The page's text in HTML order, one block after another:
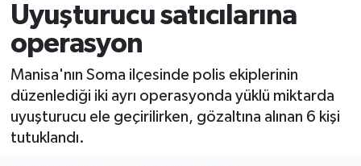
Uyuşturucu satıcılarına
operasyon
Manisa'nın Soma ilçesinde polis ekiplerinin
düzenlediği iki ayrı operasyonda yüklü miktarda
uyuşturucu ele geçirilirken, gözaltına alınan 6 kişi
tutuklandı.
Dünya
Ekonomi
Eleman
Süper Lig Puan Durumu ve Fikstür
Tüm Manşetler
Son Dakika Haberleri
Haber Arşivi